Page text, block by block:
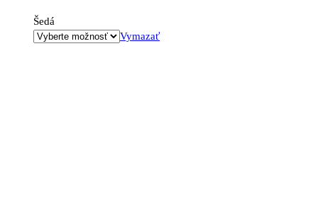
Šedá
Vymazať